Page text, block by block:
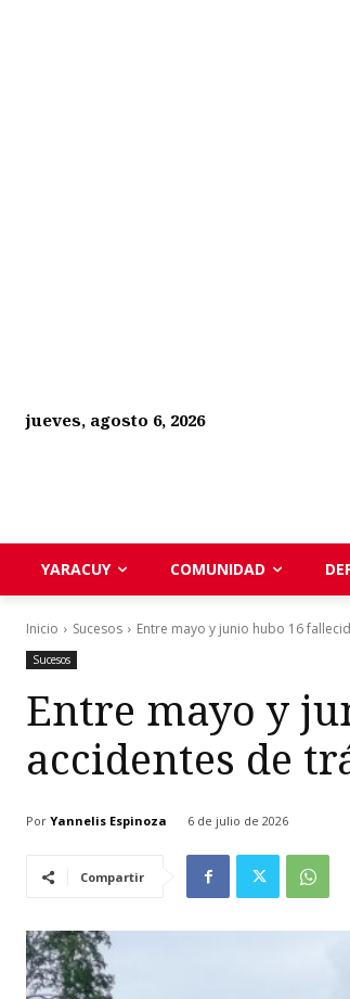
jueves, agosto 6, 2026
YARACUY COMUNIDAD
Inicio Sucesos Entre mayo y junio hubo 16
Sucesos
Entre mayo y
accidentes de
Por Yannelis Espinoza 6 de julio de 2026
Compartir